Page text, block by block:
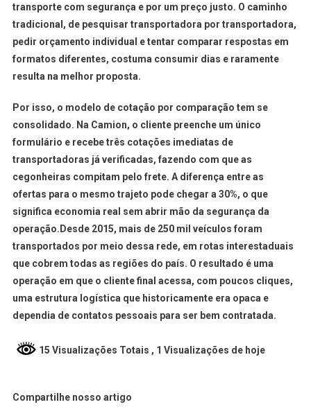
transporte com segurança e por um preço justo. O caminho
tradicional, de pesquisar transportadora por transportadora,
pedir orçamento individual e tentar comparar respostas em
formatos diferentes, costuma consumir dias e raramente
resulta na melhor proposta.
Por isso, o modelo de cotação por comparação tem se
consolidado. Na Camion, o cliente preenche um único
formulário e recebe três cotações imediatas de
transportadoras já verificadas, fazendo com que as
cegonheiras compitam pelo frete. A diferença entre as
ofertas para o mesmo trajeto pode chegar a 30%, o que
significa economia real sem abrir mão da segurança da
operação.Desde 2015, mais de 250 mil veículos foram
transportados por meio dessa rede, em rotas interestaduais
que cobrem todas as regiões do país. O resultado é uma
operação em que o cliente final acessa, com poucos cliques,
uma estrutura logística que historicamente era opaca e
dependia de contatos pessoais para ser bem contratada.
15 Visualizações Totais , 1 Visualizações de hoje
Compartilhe nosso artigo